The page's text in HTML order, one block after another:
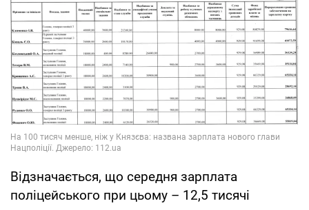
Відзначається, що середня зарплата
поліцейського при цьому – 12,5 тисячі